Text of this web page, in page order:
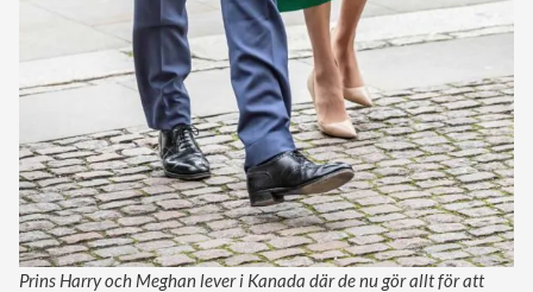
Prins Harry och Meghan lever i Kanada där de nu gör allt för att